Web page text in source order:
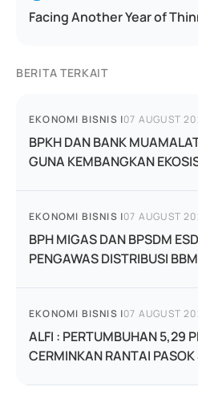
Facing Another Year of
BERITA TERKAIT
EKONOMI BISNIS |07 AUGUST
BPKH DAN BANK
GUNA KEMBANGKAN
EKONOMI BISNIS |07 AUGUST
BPH MIGAS DAN BPSDM
PENGAWAS DISTRIBUSI
EKONOMI BISNIS |07 AUGUST
ALFI : PERTUMBUHAN 5,29
CERMINKAN RANTAI PASOK